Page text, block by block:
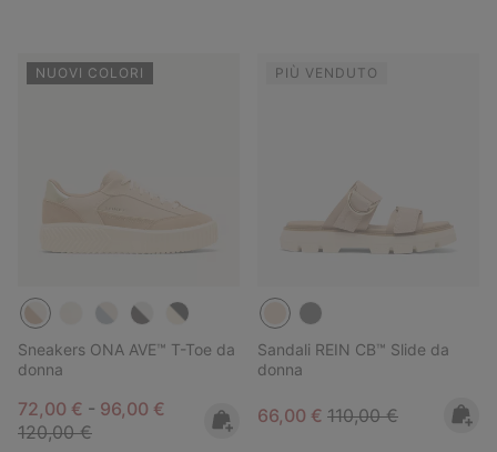
NUOVI COLORI
Sneakers ONA AVE™ T-Toe da
donna
Minimum sale price:
72,00 € - Maximum sale price:
96,00 € Regular price:
120,00 €
PIÙ VENDUTO
Sandali REIN CB™ Slide da
donna
Sale price:
66,00 € Regular price:
110,00 €